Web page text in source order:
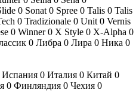
0 Sonat 0 Spree 0 Talis 0 Talis
0 Tradizionale 0 Unit 0 Vernis
0 Winner0 X Style 0 X-Alpha 0
0 Либра 0 Лира 0 Ника 0
Испания 0 Италия 0 Китай 0
0 Финляндия 0 Чехия 0